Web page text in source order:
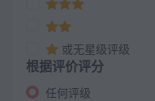
或无星级评级
根据评价评分
任何评级